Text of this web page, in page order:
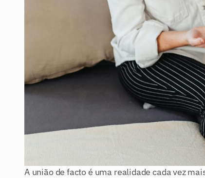
A união de facto é uma realidade cada vez